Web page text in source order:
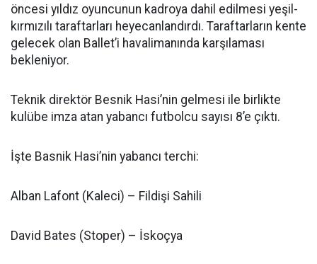
öncesi yıldız oyuncunun kadroya dahil edilmesi yeşil-
kırmızılı taraftarları heyecanlandırdı. Taraftarların kente
gelecek olan Ballet’i havalimanında karşılaması
bekleniyor.
Teknik direktör Besnik Hasi’nin gelmesi ile birlikte
kulübe imza atan yabancı futbolcu sayısı 8’e çıktı.
İşte Basnik Hasi’nin yabancı terchi:
Alban Lafont (Kaleci) – Fildişi Sahili
David Bates (Stoper) – İskoçya